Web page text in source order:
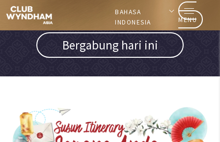
BAHASA
INDONESIA
MENU
Ingin menjadi anggota?
Bergabung hari ini